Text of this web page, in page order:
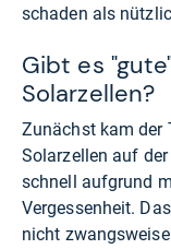
schaden als
Gibt es
Solarzellen?
Zunächst kam der
Solarzellen auf
schnell aufgrund
Vergessenheit.
nicht